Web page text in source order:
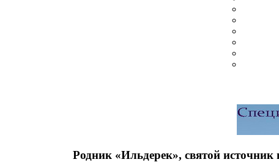
Родник «Ильдерек», святой